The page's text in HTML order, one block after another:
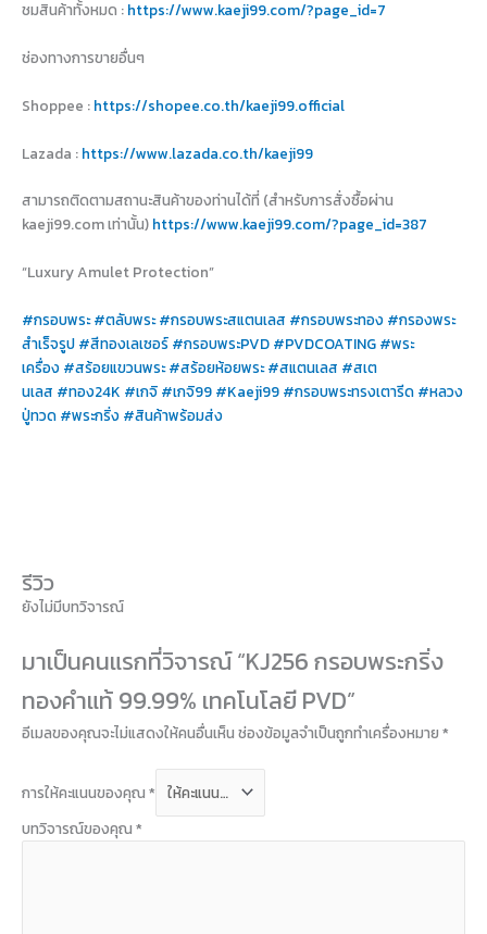
ชมสินค้าทั้งหมด : https://www.kaeji99.com/?page_id=7
ช่องทางการขายอื่นๆ
Shoppee : https://shopee.co.th/kaeji99.official
Lazada : https://www.lazada.co.th/kaeji99
สามารถติดตามสถานะสินค้าของท่านได้ที่ (สำหรับการสั่งซื้อผ่าน
kaeji99.com เท่านั้น) https://www.kaeji99.com/?page_id=387
“Luxury Amulet Protection”
#กรอบพระ #ตลับพระ #กรอบพระสแตนเลส #กรอบพระทอง #กรองพระ
สำเร็จรูป #สีทองเลเซอร์ #กรอบพระPVD #PVDCOATING #พระ
เครื่อง #สร้อยแขวนพระ #สร้อยห้อยพระ #สแตนเลส #สเต
นเลส #ทอง24K #เกจิ #เกจิ99 #Kaeji99 #กรอบพระทรงเตารีด #หลวง
ปู่ทวด #พระกริ่ง #สินค้าพร้อมส่ง
รีวิว
ยังไม่มีบทวิจารณ์
มาเป็นคนแรกที่วิจารณ์ “KJ256 กรอบพระกริ่ง
ทองคำแท้ 99.99% เทคโนโลยี PVD”
อีเมลของคุณจะไม่แสดงให้คนอื่นเห็น ช่องข้อมูลจำเป็นถูกทำเครื่องหมาย *
การให้คะแนนของคุณ *
บทวิจารณ์ของคุณ *